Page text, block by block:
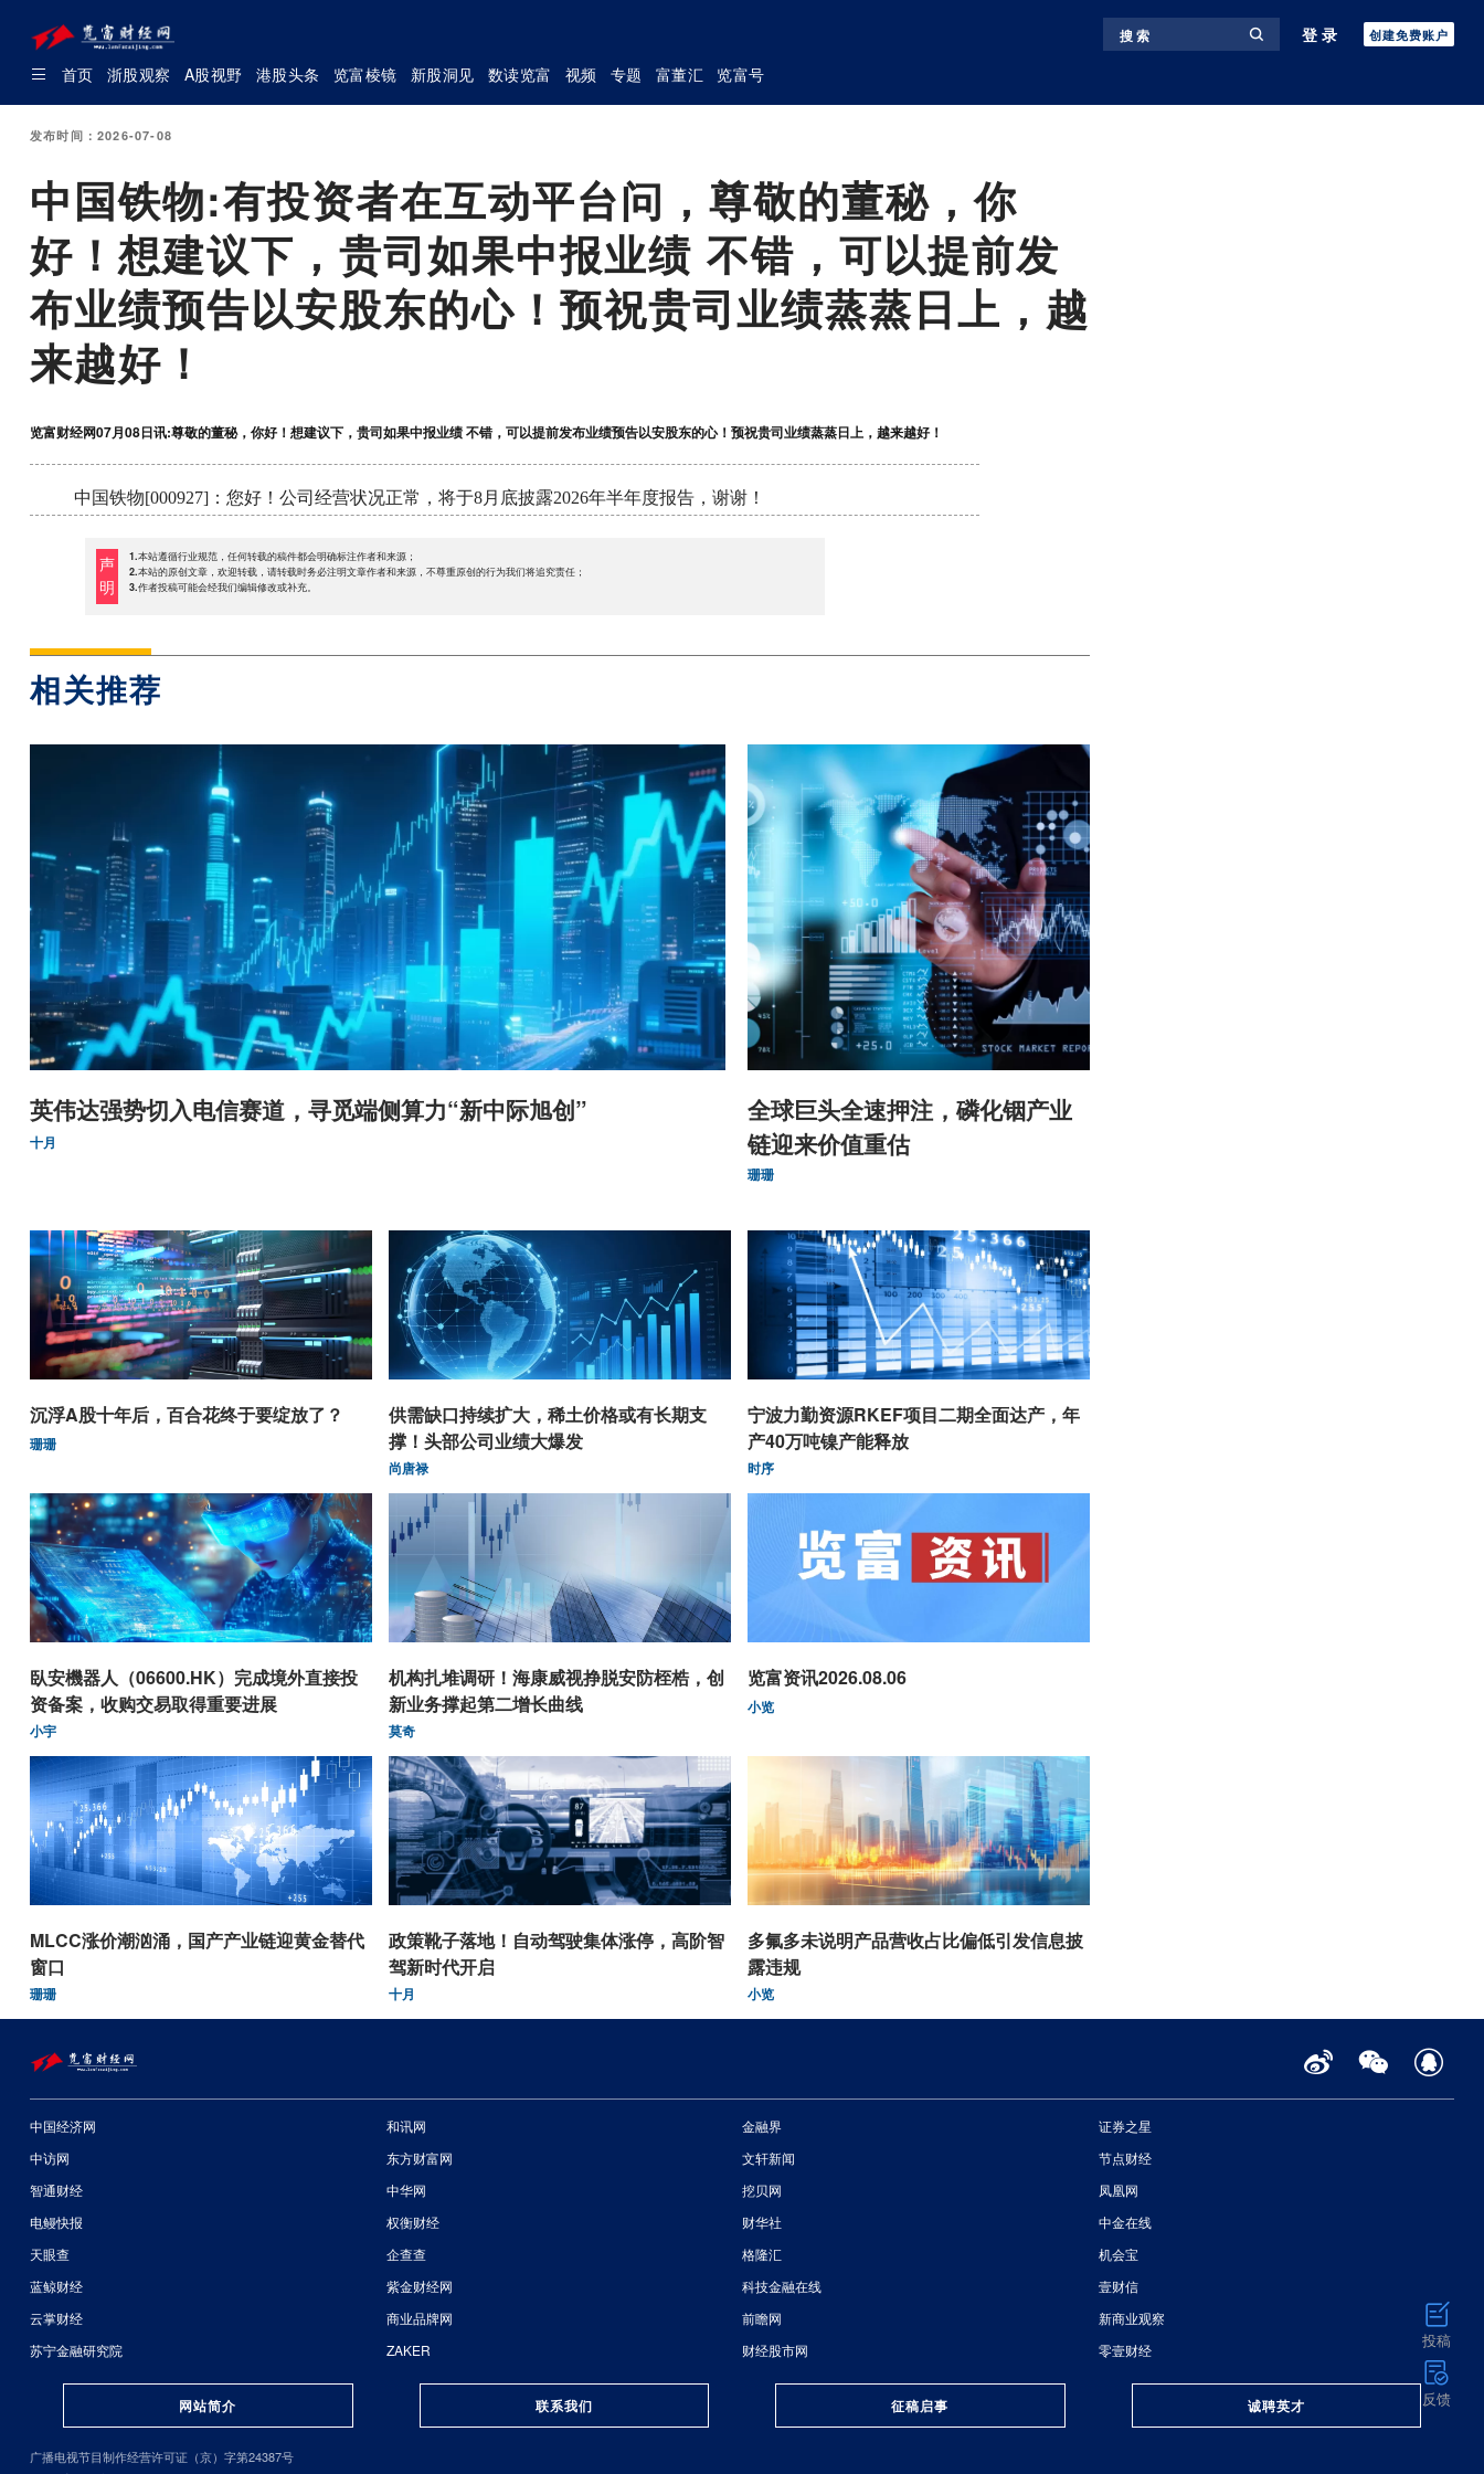
搜 索 登录 创建免费账户
首页 浙股观察 A股视野 港股头条 览富棱镜 新股洞见 数读览富 视频 专题 富董汇 览富号
发布时间：2026-07-08
中国铁物:有投资者在互动平台问，尊敬的董秘，你
好！想建议下，贵司如果中报业绩 不错，可以提前发
布业绩预告以安股东的心！预祝贵司业绩蒸蒸日上，越
来越好！
览富财经网07月08日讯:尊敬的董秘，你好！想建议下，贵司如果中报业绩 不错，可以提前发布业绩预告以安股东的心！预祝贵司业绩蒸蒸日上，越来越好！
中国铁物[000927]：您好！公司经营状况正常，将于8月底披露2026年半年度报告，谢谢！
声
明
1.本站遵循行业规范，任何转载的稿件都会明确标注作者和来源；
2.本站的原创文章，欢迎转载，请转载时务必注明文章作者和来源，不尊重原创的行为我们将追究责任；
3.作者投稿可能会经我们编辑修改或补充。
相关推荐
英伟达强势切入电信赛道，寻觅端侧算力“新中际旭创”
十月
全球巨头全速押注，磷化铟产业
链迎来价值重估
珊珊
沉浮A股十年后，百合花终于要绽放了？
珊珊
供需缺口持续扩大，稀土价格或有长期支
撑！头部公司业绩大爆发
尚唐禄
宁波力勤资源RKEF项目二期全面达产，年
产40万吨镍产能释放
时序
臥安機器人（06600.HK）完成境外直接投
资备案，收购交易取得重要进展
小宇
机构扎堆调研！海康威视挣脱安防桎梏，创
新业务撑起第二增长曲线
莫奇
览富资讯2026.08.06
小览
MLCC涨价潮汹涌，国产产业链迎黄金替代
窗口
珊珊
政策靴子落地！自动驾驶集体涨停，高阶智
驾新时代开启
十月
多氟多未说明产品营收占比偏低引发信息披
露违规
小览
中国经济网 和讯网 金融界
证券之星
中访网
东方财富网 文轩新闻
节点财经
智通财经
中华网 挖贝网
凤凰网
电鳗快报
权衡财经 财华社
中金在线
天眼查
企查查 格隆汇
机会宝
蓝鲸财经
紫金财经网 科技金融在线
壹财信
云掌财经
商业品牌网 前瞻网
新商业观察
苏宁金融研究院
ZAKER 财经股市网 零壹财经
网站简介 联系我们 征稿启事 诚聘英才
广播电视节目制作经营许可证（京）字第24387号
投稿
反馈